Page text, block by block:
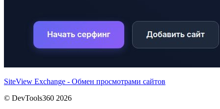
SiteView Exchange - Обмен просмотрами сайтов
© DevTools360 2026